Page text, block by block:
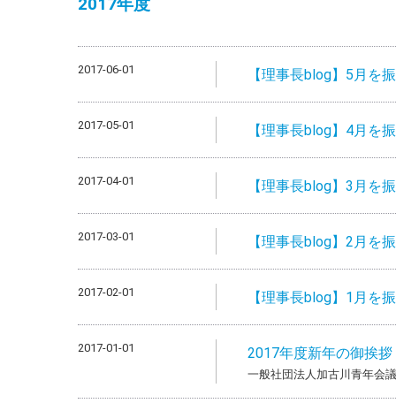
2017年度
2017-06-01 【理事長blog】5月を
2017-05-01 【理事長blog】4月を
2017-04-01 【理事長blog】3月を
2017-03-01 【理事長blog】2月を
2017-02-01 【理事長blog】1月を
2017-01-01 2017年度新年の御挨拶
一般社団法人加古川青年会